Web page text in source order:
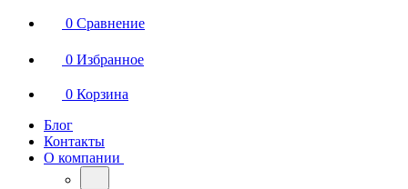
0 Сравнение
0 Избранное
0 Корзина
Блог
Контакты
О компании